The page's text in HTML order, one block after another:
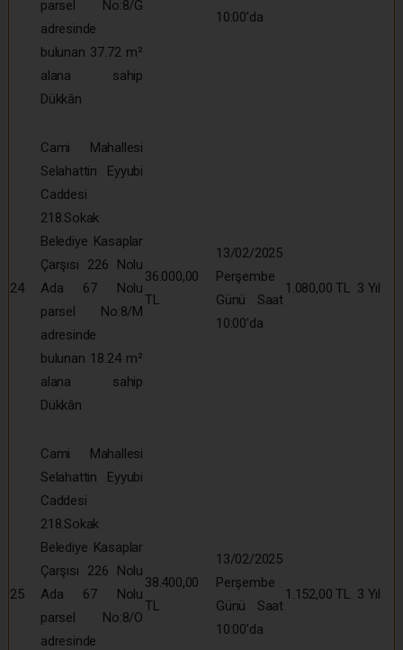
parsel No:8/G
adresinde
bulunan 37.72 m²
alana sahip
Dükkân
10:00’da
24
Cami Mahallesi
Selahattin Eyyubi
Caddesi
218.Sokak
Belediye Kasaplar
Çarşısı 226 Nolu
Ada 67 Nolu
parsel No:8/M
adresinde
bulunan 18.24 m²
alana sahip
Dükkân
36.000,00
TL
13/02/2025
Perşembe
Günü Saat
10:00’da
1.080,00 TL 3 Yıl
25
Cami Mahallesi
Selahattin Eyyubi
Caddesi
218.Sokak
Belediye Kasaplar
Çarşısı 226 Nolu
Ada 67 Nolu
parsel No:8/O
adresinde
38.400,00
TL
13/02/2025
Perşembe
Günü Saat
10:00’da
1.152,00 TL 3 Yıl